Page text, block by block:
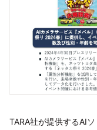
TARA社が提供するAI